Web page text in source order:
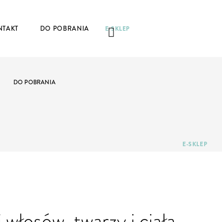
DO POBRANIA E-SKLEP
DO POBRANIA
E-SKLEP